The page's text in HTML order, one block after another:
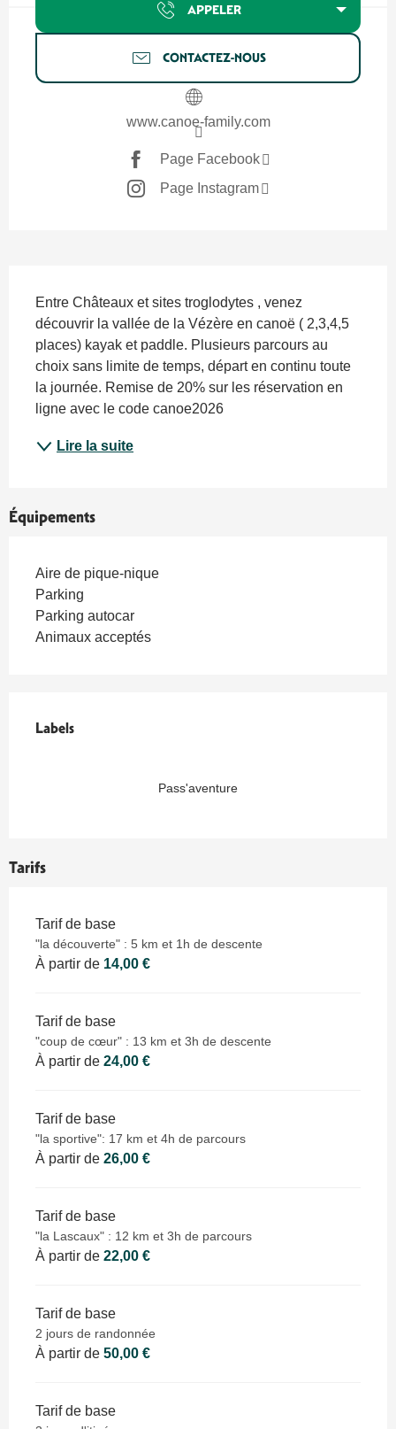
APPELER
CONTACTEZ-NOUS
www.canoe-family.com
Page Facebook
Page Instagram
Entre Châteaux et sites troglodytes , venez
découvrir la vallée de la Vézère en canoë ( 2,3,4,5
places) kayak et paddle. Plusieurs parcours au
choix sans limite de temps, départ en continu toute
la journée. Remise de 20% sur les réservation en
ligne avec le code canoe2026
Lire la suite
Équipements
Aire de pique-nique
Parking
Parking autocar
Animaux acceptés
Labels
Labels
Pass'aventure
Tarifs
Tarifs 2026
Tarif de base
"la découverte" : 5 km et 1h de descente
À partir de 14,00 €
Tarif de base
"coup de cœur" : 13 km et 3h de descente
À partir de 24,00 €
Tarif de base
"la sportive": 17 km et 4h de parcours
À partir de 26,00 €
Tarif de base
"la Lascaux" : 12 km et 3h de parcours
À partir de 22,00 €
Tarif de base
2 jours de randonnée
À partir de 50,00 €
Tarif de base